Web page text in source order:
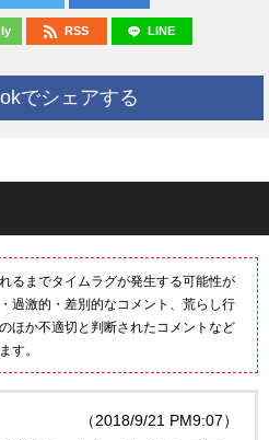
RSS LINE
でシェアする
るまでタイムラグが発生する可能性が
過激的・差別的なコメント、荒らし行
ほか不適切と判断されたコメントなど
す。
（2018/9/21 PM9:07）